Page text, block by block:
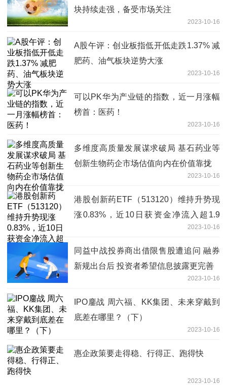
块持续走强，备受市场关注
2023-10-16
A股午评：创业板指低开低走跌1.37% 减
肥药、油气板块逆势大涨
2023-10-16
可以PK华为产业链的指数，近一月涨幅
榜首：医药！
2023-10-16
多维度高质量发展谋求破局 基石药业等
创新生物药企市场估值向内在价值靠拢
2023-10-16
港股创新药ETF（513120）维持升势现
涨0.83%，近10日获资金净流入超1.9
亿，权重股信达生物近3月累计涨幅超
56%
2023-10-16
同益中战投券商出借限售股遭追问 融券
新规出台后 投资者希望信息披露更完善
2023-10-16
IPO鏖战 周六福、KK集团、未来穿戴到
底差在哪里？（下）
2023-10-16
惠企政策要走得稳、行得正、跑得快
2023-10-16